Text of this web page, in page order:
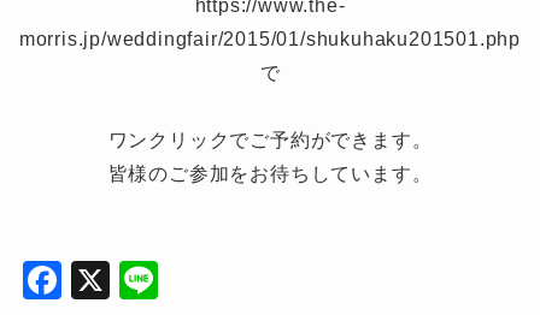
https://www.the-
morris.jp/weddingfair/2015/01/shukuhaku201501.php
で
ワンクリックでご予約ができます。
皆様のご参加をお待ちしています。
F
X